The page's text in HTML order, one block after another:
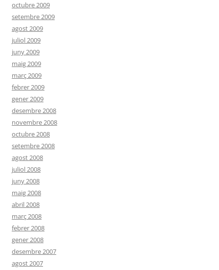
octubre 2009
setembre 2009
agost 2009
juliol 2009
juny 2009
maig 2009
març 2009
febrer 2009
gener 2009
desembre 2008
novembre 2008
octubre 2008
setembre 2008
agost 2008
juliol 2008
juny 2008
maig 2008
abril 2008
març 2008
febrer 2008
gener 2008
desembre 2007
agost 2007